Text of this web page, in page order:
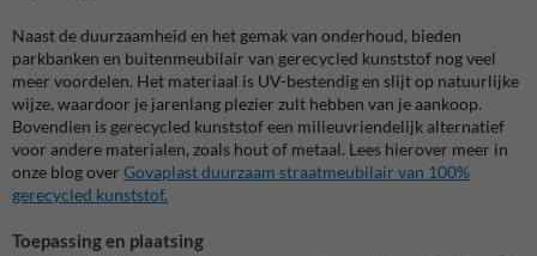
Naast de duurzaamheid en het gemak van onderhoud, bieden
parkbanken en buitenmeubilair van gerecycled kunststof nog veel
meer voordelen. Het materiaal is UV-bestendig en slijt op natuurlijke
wijze, waardoor je jarenlang plezier zult hebben van je aankoop.
Bovendien is gerecycled kunststof een milieuvriendelijk alternatief
voor andere materialen, zoals hout of metaal. Lees hierover meer in
onze blog over Govaplast duurzaam straatmeubilair van 100%
gerecycled kunststof.
Toepassing en plaatsing